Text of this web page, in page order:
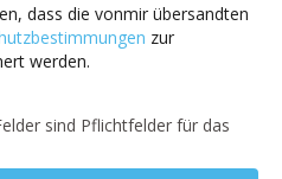
dass die vonmir übersandten
zur
werden.
sind Pflichtfelder für das